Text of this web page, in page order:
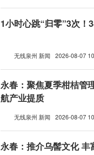
1小时心跳“归零”3次！
无线泉州 新闻 2026-08-07
永春：聚焦夏季柑桔管
航产业提质
无线泉州 新闻 2026-08-07
永春：推介乌髻文化 丰